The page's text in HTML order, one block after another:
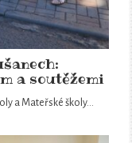
a soutěžemi
a Mateřské školy…